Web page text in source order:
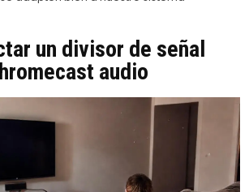
un divisor de señal
audio